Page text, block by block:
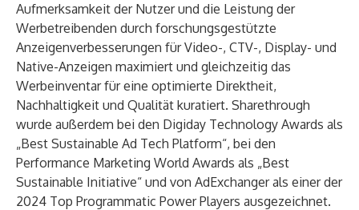
Aufmerksamkeit der Nutzer und die Leistung der
Werbetreibenden durch forschungsgestützte
Anzeigenverbesserungen für Video-, CTV-, Display- und
Native-Anzeigen maximiert und gleichzeitig das
Werbeinventar für eine optimierte Direktheit,
Nachhaltigkeit und Qualität kuratiert. Sharethrough
wurde außerdem bei den Digiday Technology Awards als
„Best Sustainable Ad Tech Platform“, bei den
Performance Marketing World Awards als „Best
Sustainable Initiative“ und von AdExchanger als einer der
2024 Top Programmatic Power Players ausgezeichnet.